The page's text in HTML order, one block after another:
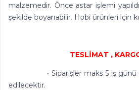
malzemedir. Önce astar işlemi
şekilde boyanabilir. Hobi ürünleri için
TESLİMAT ,
• Siparişler maks 5 iş günü
edilecektir.